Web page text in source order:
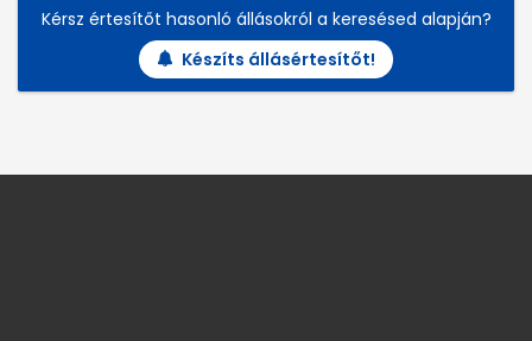
Kérsz értesítőt hasonló állásokról a keresésed alapján?
Készíts állásértesítőt!